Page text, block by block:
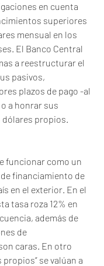
en cuenta
superiores
mensual en los
El Banco Central
a reestructurar el
pasivos,
plazos de pago -al
a honrar sus
propios.
funcionar como un
financiamiento de
en el exterior. En el
tasa roza 12% en
además de
de
caras. En otro
se valúan a